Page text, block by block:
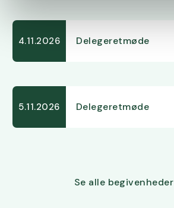
4.11.2026 Delegeretmøde
5.11.2026 Delegeretmøde
Se alle begivenheder